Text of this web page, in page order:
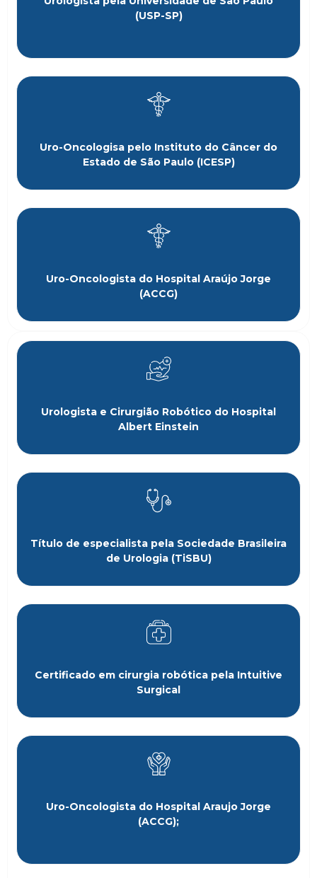
(USP-SP)
Uro-Oncologisa pelo Instituto do Câncer do
Estado de São Paulo (ICESP)
Uro-Oncologista do Hospital Araújo Jorge
(ACCG)
Urologista e Cirurgião Robótico do Hospital
Albert Einstein
Título de especialista pela Sociedade Brasileira
de Urologia (TiSBU)
Certificado em cirurgia robótica pela Intuitive
Surgical
Uro-Oncologista do Hospital Araujo Jorge
(ACCG);